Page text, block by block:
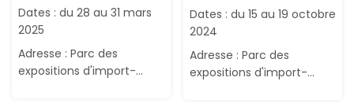
Dates : du 28 au 31 mars
2025
Adresse : Parc des
expositions d'import-
Dates : du 15 au 19 octobre
2024
Adresse : Parc des
expositions d'import-